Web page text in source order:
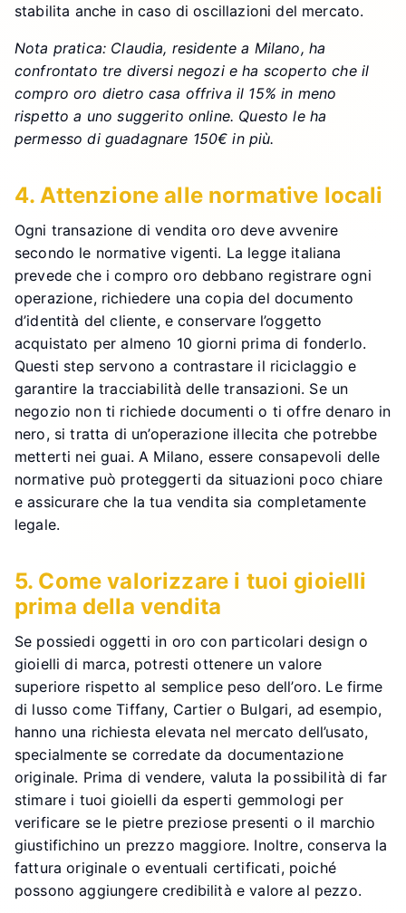
stabilita anche in caso di oscillazioni del mercato.
Nota pratica: Claudia, residente a Milano, ha
confrontato tre diversi negozi e ha scoperto che il
compro oro dietro casa offriva il 15% in meno
rispetto a uno suggerito online. Questo le ha
permesso di guadagnare 150€ in più.
4. Attenzione alle normative locali
Ogni transazione di vendita oro deve avvenire
secondo le normative vigenti. La legge italiana
prevede che i compro oro debbano registrare ogni
operazione, richiedere una copia del documento
d’identità del cliente, e conservare l’oggetto
acquistato per almeno 10 giorni prima di fonderlo.
Questi step servono a contrastare il riciclaggio e
garantire la tracciabilità delle transazioni. Se un
negozio non ti richiede documenti o ti offre denaro in
nero, si tratta di un’operazione illecita che potrebbe
metterti nei guai. A Milano, essere consapevoli delle
normative può proteggerti da situazioni poco chiare
e assicurare che la tua vendita sia completamente
legale.
5. Come valorizzare i tuoi gioielli
prima della vendita
Se possiedi oggetti in oro con particolari design o
gioielli di marca, potresti ottenere un valore
superiore rispetto al semplice peso dell’oro. Le firme
di lusso come Tiffany, Cartier o Bulgari, ad esempio,
hanno una richiesta elevata nel mercato dell’usato,
specialmente se corredate da documentazione
originale. Prima di vendere, valuta la possibilità di far
stimare i tuoi gioielli da esperti gemmologi per
verificare se le pietre preziose presenti o il marchio
giustifichino un prezzo maggiore. Inoltre, conserva la
fattura originale o eventuali certificati, poiché
possono aggiungere credibilità e valore al pezzo.